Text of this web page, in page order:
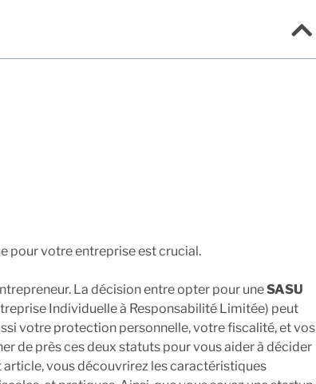
pour votre entreprise est crucial.
La décision entre opter pour uneSASU
Individuelle à Responsabilité Limitée) peut
votre protection personnelle, votre fiscalité, et vos
de près ces deux statuts pour vous aider à décider
vous découvrirez les caractéristiques